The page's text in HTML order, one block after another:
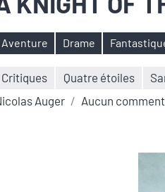
Aventure Drame
Critiques Quatre étoiles
Auger
Aucun